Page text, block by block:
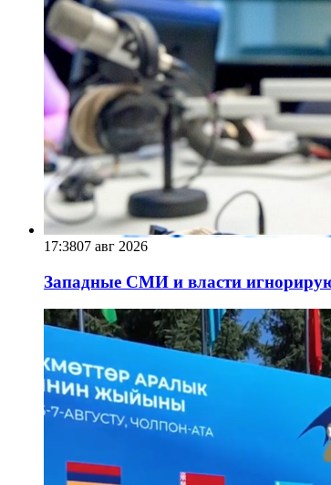
17:3807 авг 2026
Западные СМИ и власти